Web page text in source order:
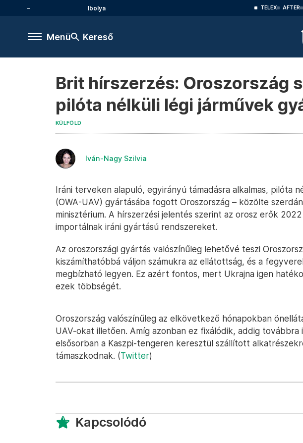
Ibolya TELEX AFTER
Menü Kereső
Brit hírszerzés: Oroszország
pilóta nélküli légi járművek
KÜLFÖLD
Iván-Nagy Szilvia
Iráni terveken alapuló, egyirányú támadásra alkalmas, pilóta
(OWA-UAV) gyártásába fogott Oroszország – közölte
minisztérium. A hírszerzési jelentés szerint az orosz erők
importálnak iráni gyártású rendszereket.
Az oroszországi gyártás valószínűleg lehetővé teszi
kiszámíthatóbbá váljon számukra az ellátottság, és a
megbízható legyen. Ez azért fontos, mert Ukrajna igen
ezek többségét.
Oroszország valószínűleg az elkövetkező hónapokban
UAV-okat illetően. Amíg azonban ez fixálódik, addig továbbra
elsősorban a Kaszpi-tengeren keresztül szállított
támaszkodnak. (Twitter)
Kapcsolódó